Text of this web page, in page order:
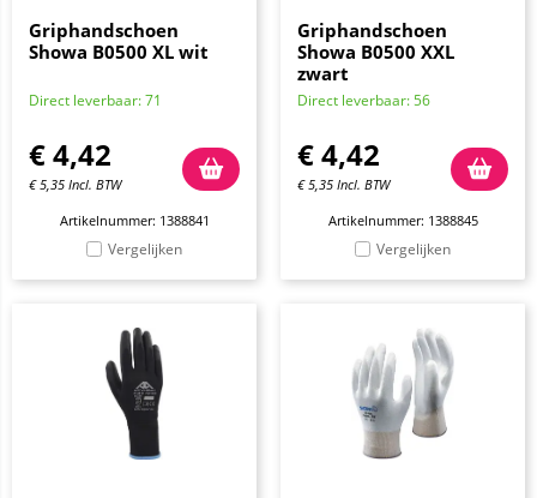
Griphandschoen
Showa B0500 XL wit
Direct leverbaar: 71
€4,42
€5,35 Incl. BTW
Artikelnummer: 1388841
Vergelijken
Griphandschoen
Showa B0500 XXL
zwart
Direct leverbaar: 56
€4,42
€5,35 Incl. BTW
Artikelnummer: 1388845
Vergelijken